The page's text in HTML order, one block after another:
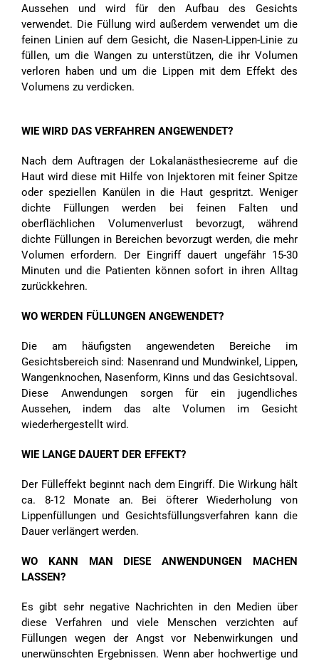
Aussehen und wird für den Aufbau des Gesichts
verwendet. Die Füllung wird außerdem verwendet um die
feinen Linien auf dem Gesicht, die Nasen-Lippen-Linie zu
füllen, um die Wangen zu unterstützen, die ihr Volumen
verloren haben und um die Lippen mit dem Effekt des
Volumens zu verdicken.
WIE WIRD DAS VERFAHREN ANGEWENDET?
Nach dem Auftragen der Lokalanästhesiecreme auf die
Haut wird diese mit Hilfe von Injektoren mit feiner Spitze
oder speziellen Kanülen in die Haut gespritzt. Weniger
dichte Füllungen werden bei feinen Falten und
oberflächlichen Volumenverlust bevorzugt, während
dichte Füllungen in Bereichen bevorzugt werden, die mehr
Volumen erfordern. Der Eingriff dauert ungefähr 15-30
Minuten und die Patienten können sofort in ihren Alltag
zurückkehren.
WO WERDEN FÜLLUNGEN ANGEWENDET?
Die am häufigsten angewendeten Bereiche im
Gesichtsbereich sind: Nasenrand und Mundwinkel, Lippen,
Wangenknochen, Nasenform, Kinns und das Gesichtsoval.
Diese Anwendungen sorgen für ein jugendliches
Aussehen, indem das alte Volumen im Gesicht
wiederhergestellt wird.
WIE LANGE DAUERT DER EFFEKT?
Der Fülleffekt beginnt nach dem Eingriff. Die Wirkung hält
ca. 8-12 Monate an. Bei öfterer Wiederholung von
Lippenfüllungen und Gesichtsfüllungsverfahren kann die
Dauer verlängert werden.
WO KANN MAN DIESE ANWENDUNGEN MACHEN
LASSEN?
Es gibt sehr negative Nachrichten in den Medien über
diese Verfahren und viele Menschen verzichten auf
Füllungen wegen der Angst vor Nebenwirkungen und
unerwünschten Ergebnissen. Wenn aber hochwertige und